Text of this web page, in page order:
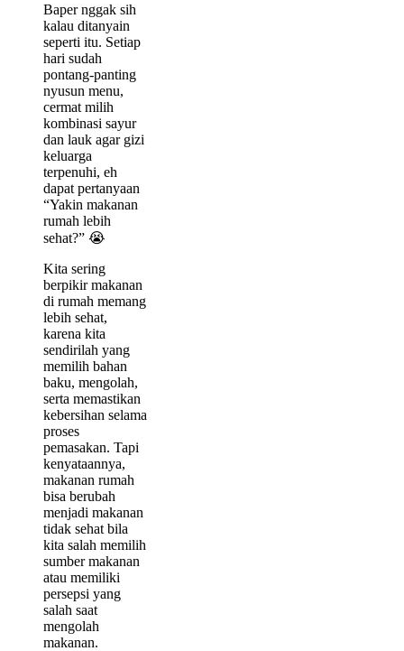
Baper nggak sih
kalau ditanyain
seperti itu. Setiap
hari sudah
pontang-panting
nyusun menu,
cermat milih
kombinasi sayur
dan lauk agar gizi
keluarga
terpenuhi, eh
dapat pertanyaan
“Yakin makanan
rumah lebih
sehat?” 😭
Kita sering
berpikir makanan
di rumah memang
lebih sehat,
karena kita
sendirilah yang
memilih bahan
baku, mengolah,
serta memastikan
kebersihan selama
proses
pemasakan. Tapi
kenyataannya,
makanan rumah
bisa berubah
menjadi makanan
tidak sehat bila
kita salah memilih
sumber makanan
atau memiliki
persepsi yang
salah saat
mengolah
makanan.